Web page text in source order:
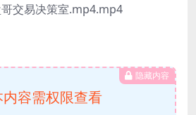
交易决策室.mp4.mp4
隐藏内容
内容需权限查看